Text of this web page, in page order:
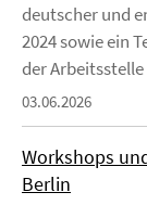
deutscher und
2024 sowie ein
der
03.06.2026
Workshops
Berlin